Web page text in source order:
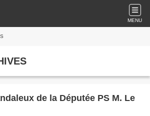
MENU
de la Députée PS M. Le